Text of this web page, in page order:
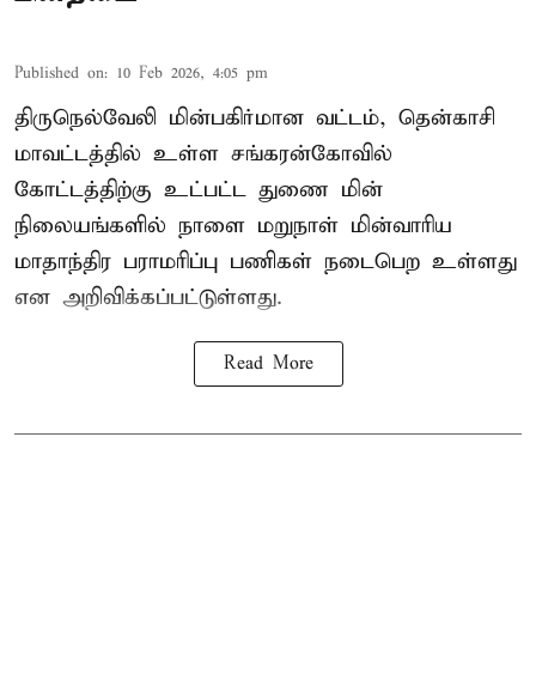
Published on: 10 Feb 2026, 4:05 pm
திருநெல்வேலி மின்பகிர்மான வட்டம், தென்காசி
மாவட்டத்தில் உள்ள சங்கரன்கோவில்
கோட்டத்திற்கு உட்பட்ட துணை மின்
நிலையங்களில் நாளை மறுநாள் மின்வாரிய
மாதாந்திர பராமரிப்பு பணிகள் நடைபெற உள்ளது
என அறிவிக்கப்பட்டுள்ளது.
Read More